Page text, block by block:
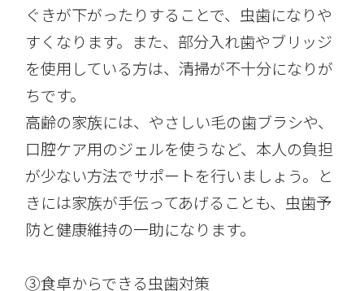
ぐきが下がったりすることで、虫歯になりや
すくなります。また、部分入れ歯やブリッジ
を使用している方は、清掃が不十分になりが
ちです。
高齢の家族には、やさしい毛の歯ブラシや、
口腔ケア用のジェルを使うなど、本人の負担
が少ない方法でサポートを行いましょう。と
きには家族が手伝ってあげることも、虫歯予
防と健康維持の一助になります。
③食卓からできる虫歯対策